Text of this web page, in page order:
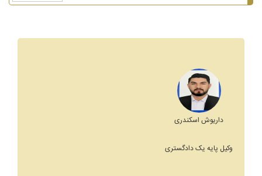
داریوش اسکندری
وکیل پایه یک دادگستری